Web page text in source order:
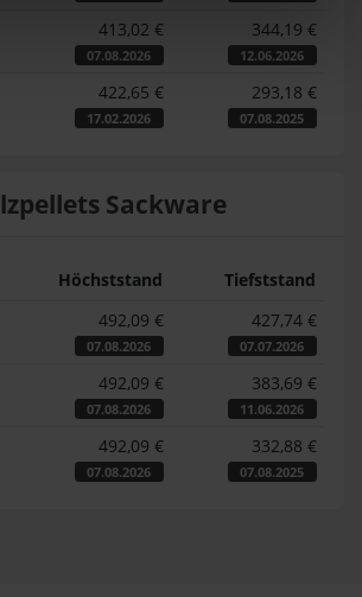
413,02 €
07.08.2026
344,19 €
12.06.2026
422,65 €
17.02.2026
293,18 €
07.08.2025
Sackware
Höchststand
Tiefststand
492,09 €
07.08.2026
427,74 €
07.07.2026
492,09 €
07.08.2026
383,69 €
11.06.2026
492,09 €
07.08.2026
332,88 €
07.08.2025